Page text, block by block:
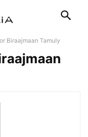
Biraajmaan Tamuly